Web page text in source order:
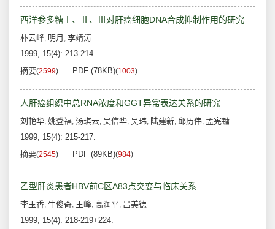
西洋参多糖Ⅰ、Ⅱ、Ⅲ对肝癌细胞DNA合成抑制作用的研究
朴云峰, 明月 , 李靖涛
1999, 15(4): 213-214.
摘要(2599) PDF (78KB)(1003)
人肝癌组织中总RNA浓度和GGT异常表达关系的研究
刘艳华, 姚登福, 汤琪云, 吴信华, 吴玮, 陆建新, 邱历伟, 孟宪镛
1999, 15(4): 215-217.
摘要(2545) PDF (89KB)(984)
乙型肝炎患者HBV前C区A83点突变与临床关系
李玉香, 牛俊奇, 王峰, 高润平, 吕美德
1999, 15(4): 218-219+224.